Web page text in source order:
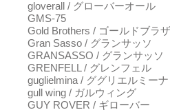
gloverall / グローバーオール
GMS-75
Gold Brothers / ゴールドブラ
Gran Sasso / グランサッソ
GRANSASSO / グランサッソ
GRENFELL / グレンフェル
guglielmina / ググリエルミーナ
gull wing / ガルウィング
GUY ROVER / ギローバー